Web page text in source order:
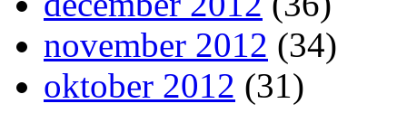
november 2012 (34)
oktober 2012 (31)